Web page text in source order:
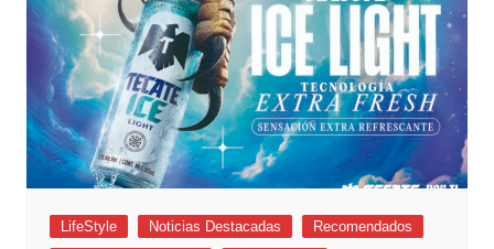
LifeStyle Noticias Destacadas
Recomendados